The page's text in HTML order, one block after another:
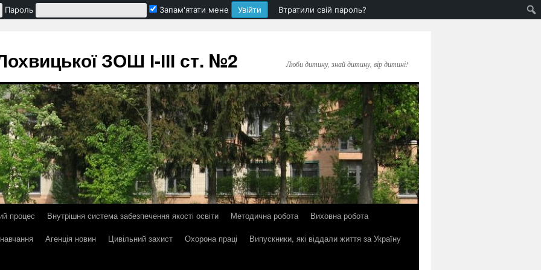
Пароль Запам'ятати мене Втратили свій пароль?
ЗОШ І-ІІІ ст. №2 Люби дитину, знай дитину, вір дитині!
процес Внутрішня система забезпечення якості освіти Методична робота
Виховна робота
Агенція новин Цивільний захист Охорона праці
Випускники, які віддали життя за Україну